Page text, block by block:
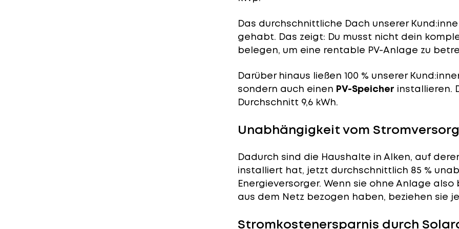
Das durchschnittliche Dach unserer
gehabt. Das zeigt: Du musst nicht dein
belegen, um eine rentable PV-Anlage zu
Darüber hinaus ließen 100 % unserer
sondern auch einen PV-Speicher installieren.
Durchschnitt 9,6 kWh.
Unabhängigkeit vom
Dadurch sind die Haushalte in Alken, auf
installiert hat, jetzt durchschnittlich 85 %
Energieversorger. Wenn sie ohne Anlage also
aus dem Netz bezogen haben, beziehen sie
Stromkostenersparnis durch